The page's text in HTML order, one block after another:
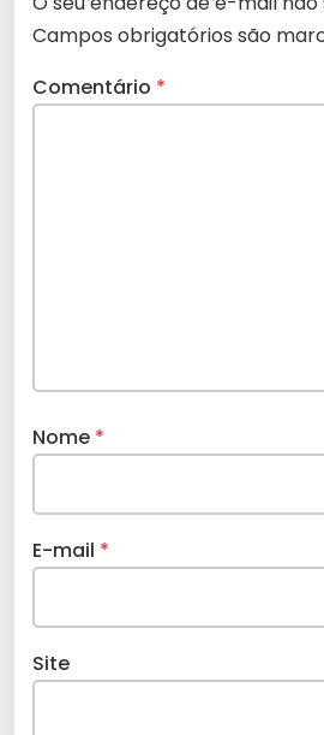
Campos obrigatórios são
Comentário *
Nome *
E-mail *
Site